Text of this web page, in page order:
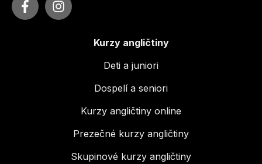
Kurzy angličtiny
Deti a juniori
Dospelí a seniori
Kurzy angličtiny online
Prezečné kurzy angličtiny
Skupinové kurzy angličtiny